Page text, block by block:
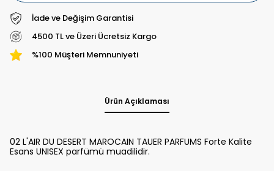
İade ve Değişim Garantisi
4500 TL ve Üzeri Ücretsiz Kargo
%100 Müşteri Memnuniyeti
Ürün Açıklaması
02 L'AIR DU DESERT MAROCAIN TAUER PARFUMS Forte Kalite
Esans UNISEX parfümü muadilidir.